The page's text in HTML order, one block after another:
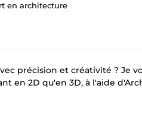
en architecture
précision et créativité ? Je
en 2D qu'en 3D, à l'aide